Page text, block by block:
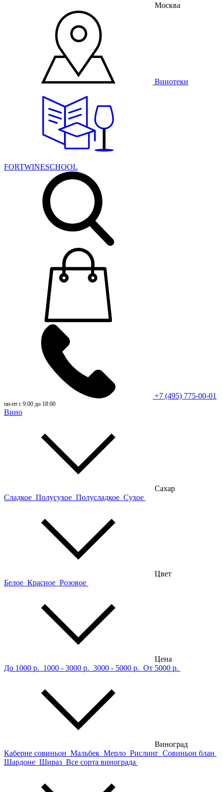
Москва
Винотеки
FORTWINESCHOOL
+7 (495) 775-00-01
пн-пт с 9:00 до 18:00
Вино
Сахар
Сладкое Полусухое Полусладкое Сухое
Цвет
Белое Красное Розовое
Цена
До 1000 р. 1000 - 3000 р. 3000 - 5000 р. От 5000 р.
Виноград
Каберне совиньон Мальбек Мерло Рислинг Совиньон блан
Шардоне Шираз Все сорта винограда